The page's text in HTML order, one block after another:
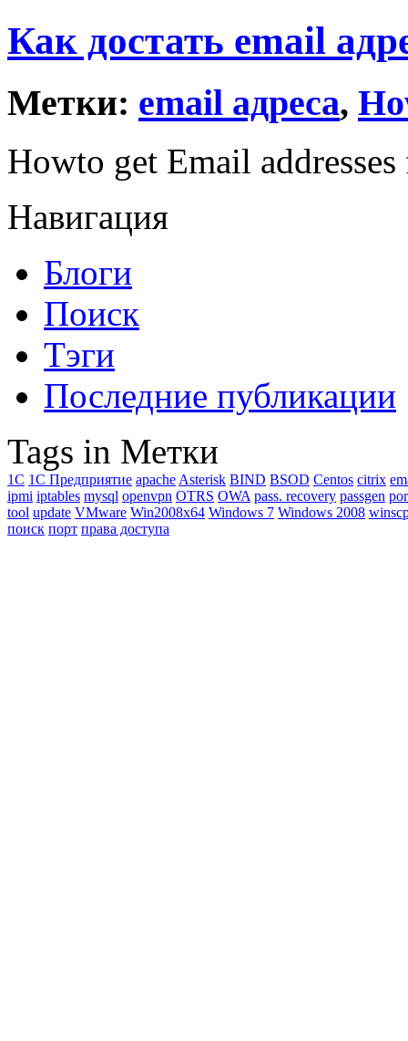
Как достать email
Метки: email адреса,
Howto get Email
Навигация
Блоги
Поиск
Тэги
Последние публикации
Tags in Метки
1C 1С Предприятие apache Asterisk BIND BSOD Centos citrix
ipmi iptables mysql openvpn OTRS OWA pass. recovery passgen
tool update VMware Win2008x64 Windows 7 Windows 2008
поиск порт права доступа